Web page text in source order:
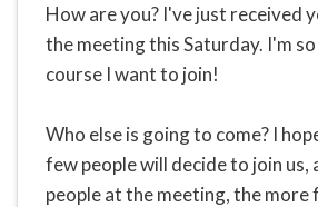
How are you? I've just received
the meeting this Saturday. I'm
course I want to join!
Who else is going to come? I
few people will decide to join us,
people at the meeting, the more